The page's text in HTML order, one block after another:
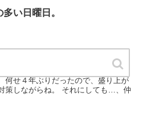
多い日曜日。
雲が目立ってきました。 昨夜は、
何せ４年ぶりだったので、盛り上が
策しながらね。 それにしても…、仲